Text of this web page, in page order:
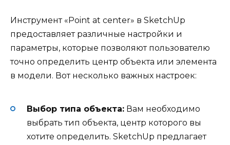
Инструмент «Point at center» в SketchUp
предоставляет различные настройки и
параметры, которые позволяют пользователю
точно определить центр объекта или элемента
в модели. Вот несколько важных настроек:
Выбор типа объекта: Вам необходимо
выбрать тип объекта, центр которого вы
хотите определить. SketchUp предлагает